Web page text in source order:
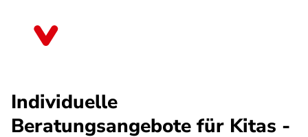
Individuelle
Beratungsangebote für Kitas -